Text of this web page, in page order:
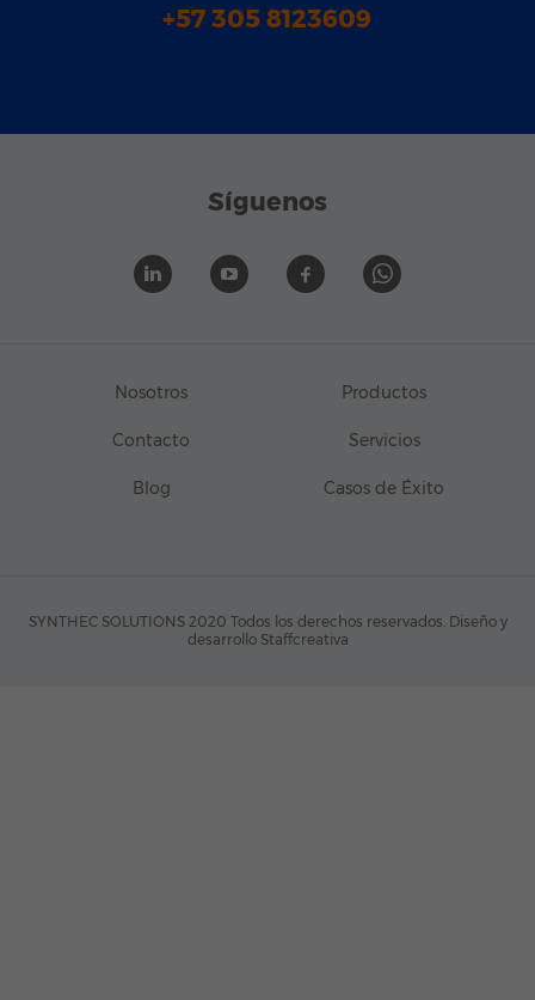
+57 305 8123609
Síguenos
Nosotros Productos
Contacto Servicios
Blog Casos de Éxito
SYNTHEC SOLUTIONS 2020 Todos los derechos reservados. Diseño y
desarrollo Staffcreativa